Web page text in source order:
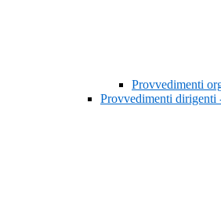
Provvedimenti
Provvedimenti dirigenti